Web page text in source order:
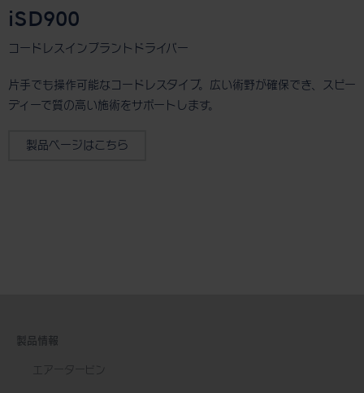
iSD900
コードレスインプラントドライバー
片手でも操作可能なコードレスタイプ。広い術野が確保でき、スピー
ディーで質の高い施術をサポートします。
製品ページはこちら
製品情報
エアータービン